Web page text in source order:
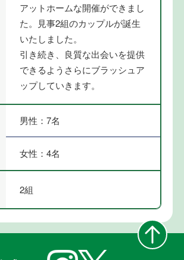
アットホームな開催ができまし
た。見事2組のカップルが誕生
いたしました。
引き続き、良質な出会いを提供
できるようさらにブラッシュア
ップしていきます。
男性：7名
女性：4名
2組